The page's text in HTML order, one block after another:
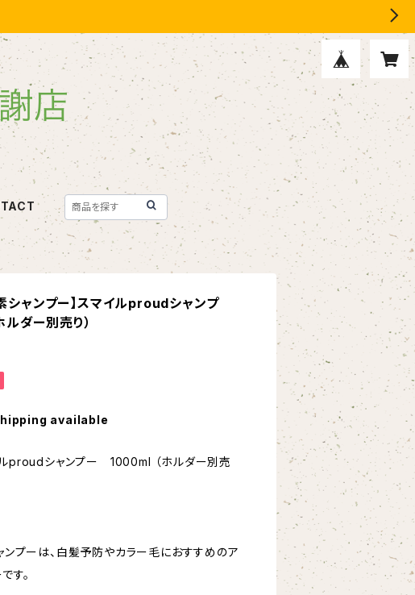
素シャンプー】スマイルproudシャンプ
ダー別売り）
available
ルproudシャンプー 1000ml （ホルダー別売
プーは、白髪予防やカラー毛におすすめのア
す。